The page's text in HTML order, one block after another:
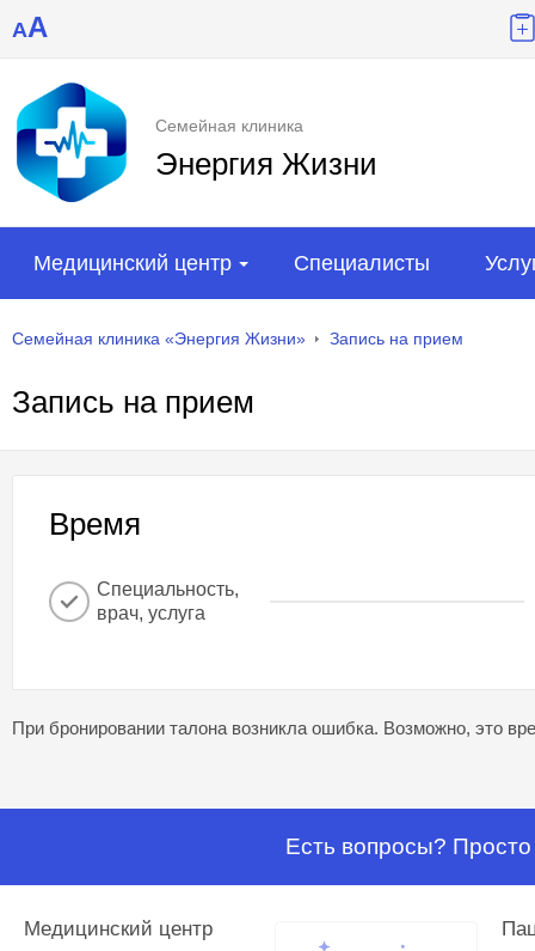
AA
Семейная клиника
Энергия Жизни
Медицинский центр Специалисты
Семейная клиника «Энергия Жизни» Запись на прием
Запись на прием
Время
Специальность,
врач, услуга
При бронировании талона возникла ошибка. Возможно, это
Есть вопросы?
Медицинский центр